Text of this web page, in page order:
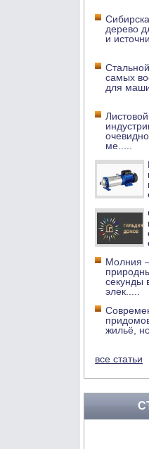
дерево
и
самых
для
ме
Молния
секунды
элек
жильё,
все статьи